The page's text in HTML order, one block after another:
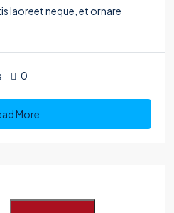
laoreet neque, et ornare
0
More